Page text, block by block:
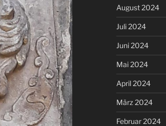
August 2024
Juli 2024
Juni 2024
Mai 2024
April 2024
März 2024
Februar 2024